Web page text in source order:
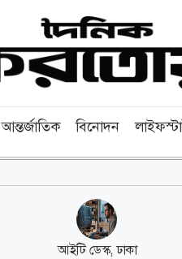
আন্তর্জাতিক বিনোদন
আইটি ডেস্ক, ঢাকা